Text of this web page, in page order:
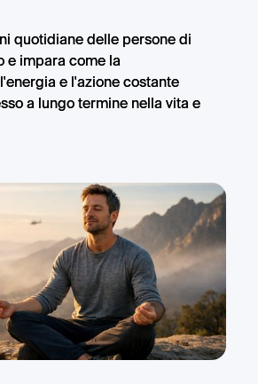
quotidiane delle persone di
e impara come la
e l'azione costante
a lungo termine nella vita e